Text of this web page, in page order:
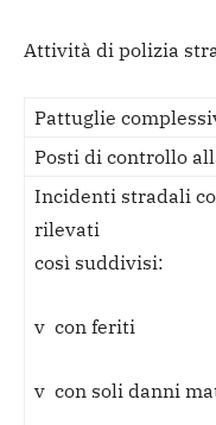
Attività di polizia
Pattuglie
Posti di controllo
Incidenti stradali
rilevati
così suddivisi:
v con feriti
v con soli danni